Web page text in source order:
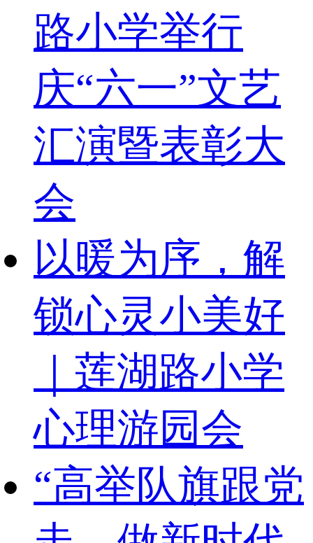
路小学举行
庆“六一”文艺
汇演暨表彰大
会
以暖为序，解
锁心灵小美好
｜莲湖路小学
心理游园会
“高举队旗跟党